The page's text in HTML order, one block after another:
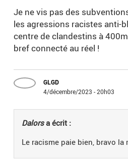
Je ne vis pas des
les agressions racistes anti-
centre de clandestins à
bref connecté au réel !
GLGD
4/décembre/2023 - 20h03
Dalorsa écrit :
Le racisme paie bien, bravo